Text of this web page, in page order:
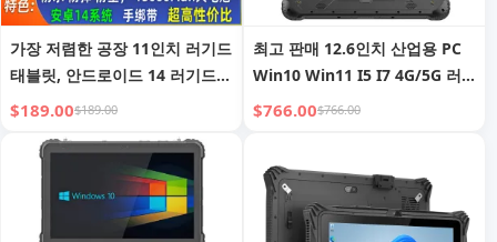
가장 저렴한 공장 11인치 러기드
태블릿, 안드로이드 14 러기드
태블릿 (6+128GB 15000mAh
방수 태블릿
$189.00$189.00
최고 판매 12.6인치 산업용 PC
Win10 Win11 I5 I7 4G/5G 러
기드 태블릿 (NFC 2D 바코드
$766.00$766.00